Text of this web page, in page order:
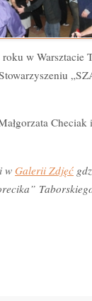
w Warsztacie
Checiak
w Galerii Zdjęć